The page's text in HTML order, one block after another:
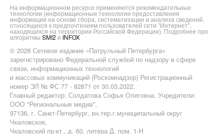
На информационном ресурсе применяются рекомендательные
технологии (информационные технологии предоставления
информации на основе сбора, систематизации и анализа сведений,
относящихся к предпочтениям пользователей сети "Интернет",
находящихся на территории Российской Федерации). Подробнее про
алгоритмы SMI2 и INFOX
© 2026 Сетевое издание «Патрульный Петербурга»
зарегистрировано Федеральной службой по надзору в сфере
связи, информационных технологий
и массовых коммуникаций (Роскомнадзор) Регистрационный
номер ЭЛ № ФС 77 - 82871 от 30.03.2022.
Главный редактор: Солдатова Софья Олеговна. Учредители:
ООО "Региональные медиа",
97136, г. Санкт-Петербург, вн.тер.г.муниципальный округ
Чкаловское,
Чкаловский пр-кт., д. 60, литера Д, пом. 1-Н